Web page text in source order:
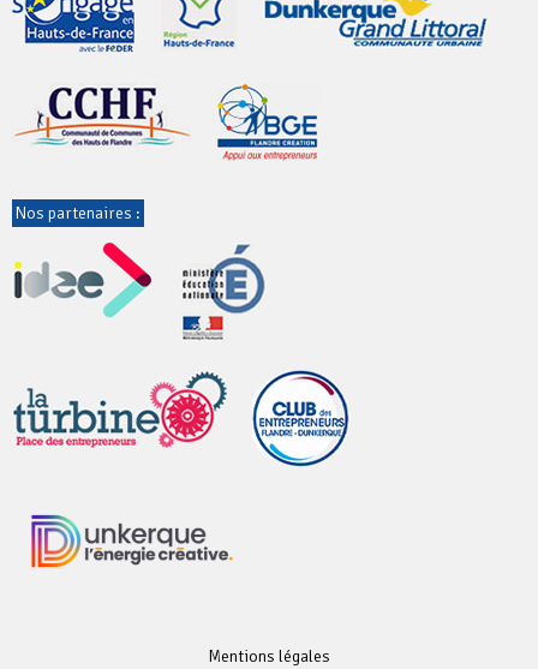
Nos partenaires :
Mentions légales